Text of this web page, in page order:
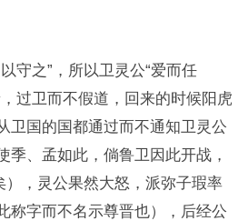
守之”，所以卫灵公“爱而任
过卫而不假道，回来的时候阳虎
卫国的国都通过而不通知卫灵公
季、孟如此，倘鲁卫因此开战，
），灵公果然大怒，派弥子瑕率
称字而不名示尊晋也），后经公